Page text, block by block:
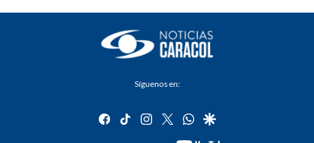
Síguenos en:
facebook
tiktok instagram
twitterwhatsapp
google